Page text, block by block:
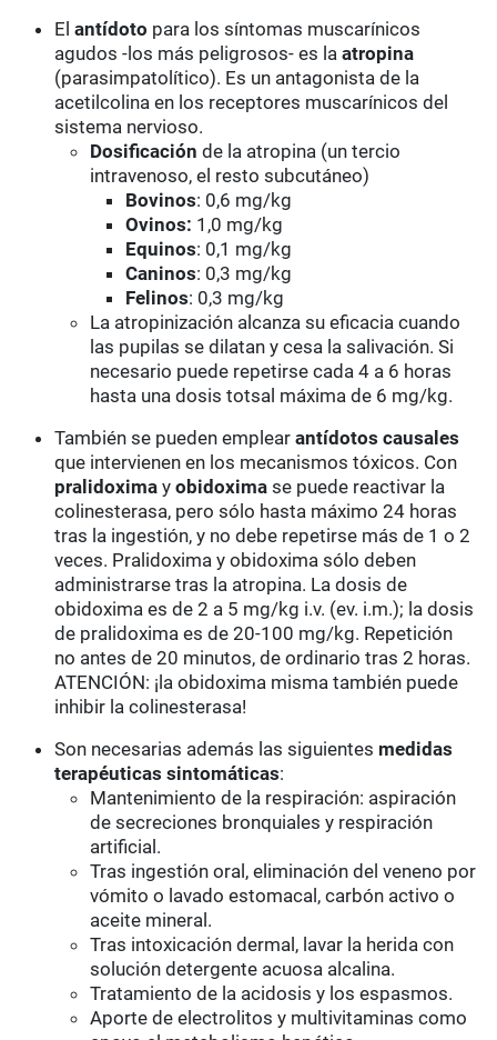
Elantídoto para los síntomas muscarínicos
agudos -los más peligrosos- es laatropina
(parasimpatolítico). Es un antagonista de la
acetilcolina en los receptores muscarínicos del
sistema nervioso.
Dosificación de la atropina (un tercio
intravenoso, el resto subcutáneo)
Bovinos: 0,6 mg/kg
Ovinos: 1,0 mg/kg
Equinos: 0,1 mg/kg
Caninos: 0,3 mg/kg
Felinos: 0,3 mg/kg
La atropinización alcanza su eficacia cuando
las pupilas se dilatan y cesa la salivación. Si
necesario puede repetirse cada 4 a 6 horas
hasta una dosis totsal máxima de 6 mg/kg.
También se pueden emplearantídotos causales
que intervienen en los mecanismos tóxicos. Con
pralidoxima yobidoxima se puede reactivar la
colinesterasa, pero sólo hasta máximo 24 horas
tras la ingestión, y no debe repetirse más de 1 o 2
veces. Pralidoxima y obidoxima sólo deben
administrarse tras la atropina. La dosis de
obidoxima es de 2 a 5 mg/kg i.v. (ev. i.m.); la dosis
de pralidoxima es de 20-100 mg/kg. Repetición
no antes de 20 minutos, de ordinario tras 2 horas.
ATENCIÓN: ¡la obidoxima misma también puede
inhibir la colinesterasa!
Son necesarias además las siguientes medidas
terapéuticas sintomáticas:
Mantenimiento de la respiración: aspiración
de secreciones bronquiales y respiración
artificial.
Tras ingestión oral, eliminación del veneno por
vómito o lavado estomacal, carbón activo o
aceite mineral.
Tras intoxicación dermal, lavar la herida con
solución detergente acuosa alcalina.
Tratamiento de la acidosis y los espasmos.
Aporte de electrolitos y multivitaminas como